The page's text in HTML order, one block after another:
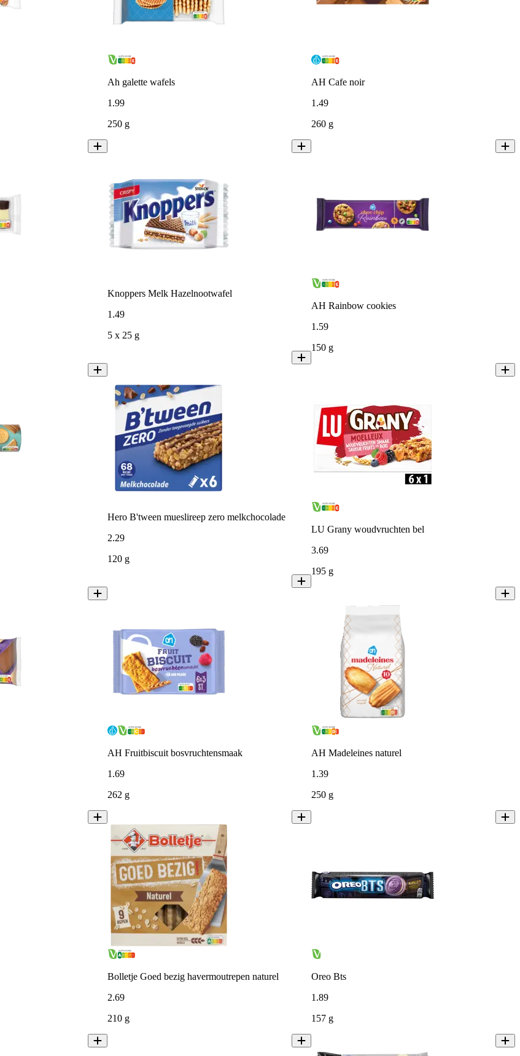
Ah galette wafels
1.99
250 g
AH Cafe noir
1.49
260 g
Knoppers Melk Hazelnootwafel
1.49
5 x 25 g
AH Rainbow cookies
1.59
150 g
Hero B'tween mueslireep zero melkchocolade
2.29
120 g
LU Grany woudvruchten bel
3.69
195 g
AH Fruitbiscuit bosvruchtensmaak
1.69
262 g
AH Madeleines naturel
1.39
250 g
Bolletje Goed bezig havermoutrepen naturel
2.69
210 g
Oreo Bts
1.89
157 g